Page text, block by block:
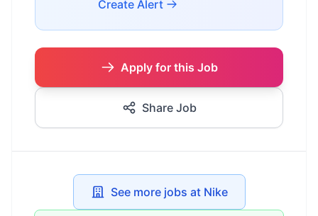
Create Alert
Apply for this Job
Share Job
See more jobs at Nike